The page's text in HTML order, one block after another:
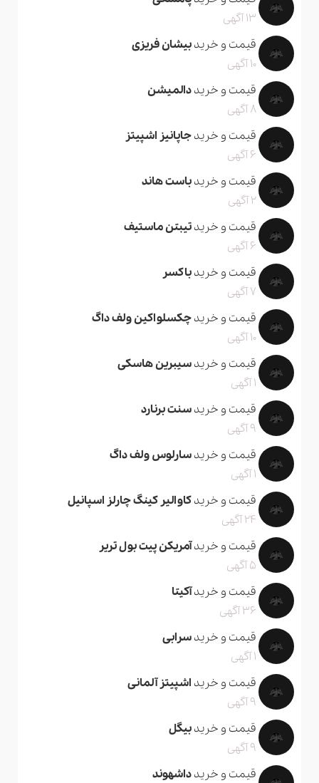
13 آگهی
قیمت و خریدبیشان فریزی
10 آگهی
قیمت و خریددالمیشن
8 آگهی
قیمت و خریدجاپانیز اشپیتز
6 آگهی
قیمت و خریدباست هاند
2 آگهی
قیمت و خریدتیبتن ماستیف
6 آگهی
قیمت و خریدباکسر
7 آگهی
قیمت و خریدچکسلواکین ولف داگ
10 آگهی
قیمت و خریدسیبرین هاسکی
1 آگهی
قیمت و خریدسنت برنارد
9 آگهی
قیمت و خریدسارلوس ولف داگ
1 آگهی
قیمت و خریدکاوالیر کینگ چارلز اسپانیل
24 آگهی
قیمت و خریدآمریکن پیت بول تریر
5 آگهی
قیمت و خریدآکیتا
36 آگهی
قیمت و خریدسرابی
1 آگهی
قیمت و خرید اشپیتز آلمانی
9 آگهی
قیمت و خریدبیگل
9 آگهی
قیمت و خریدداشهوند